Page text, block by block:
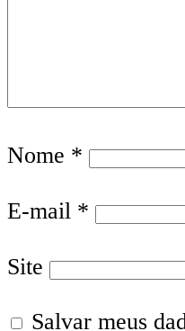
Nome *
E-mail *
Site
Salvar meus